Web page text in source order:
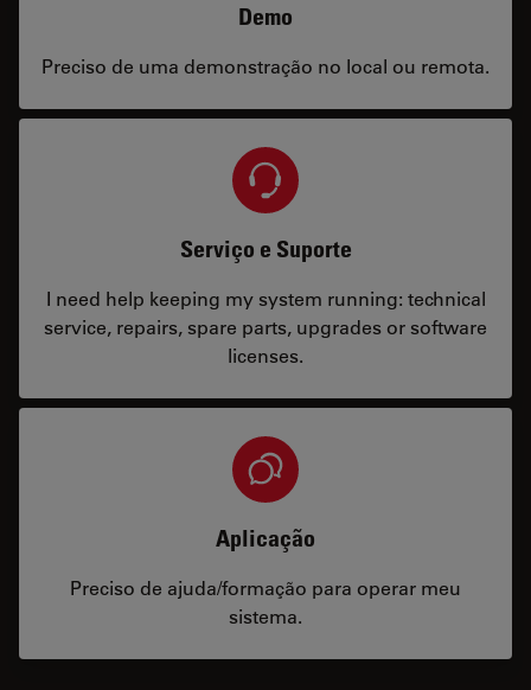
Demo
Preciso de uma demonstração no local ou remota.
Serviço e Suporte
I need help keeping my system running: technical
service, repairs, spare parts, upgrades or software
licenses.
Aplicação
Preciso de ajuda/formação para operar meu
sistema.